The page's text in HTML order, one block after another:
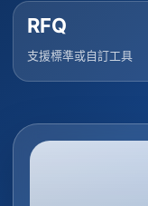
RFQ
支援標準或自訂工具